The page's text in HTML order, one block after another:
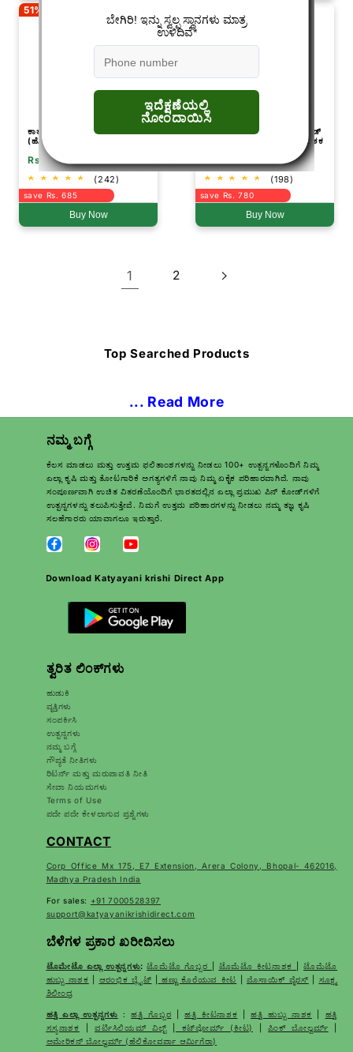
51% Off
ಕಾತ್ಯಾಯನಿ ಬ್ಲೂಮ್ ಬೂಸ್ಟರ್
(ಹೋಮೊಬ್ರಾಸಿನೋಲೈಡ್ 0.04 %) ಸಸ್ಯ
ಬೆಳವಣಿಗೆ ನಿಯಂತ್ರಕ
Rs.635
(242)
save Rs. 685
Buy Now
ಕಾತ್ಯಾಯನಿ ಸ್ಪಿನೋ ೪೫ | ಸ್ಪಿನೋಸಾಡ್
45% SC | ರಾಸಾಯನಿಕ ಕೀಟನಾಶಕ
(198)
save Rs. 780
Buy Now
1 2
Top Searched Products
... Read More
ನಮ್ಮ ಬಗ್ಗೆ
ಕೆಲಸ ಮಾಡಲು ಮತ್ತು ಉತ್ತಮ ಫಲಿತಾಂಶಗಳನ್ನು ನೀಡಲು 100+ ಉತ್ಪನ್ನಗಳೊಂದಿಗೆ ನಿಮ್ಮ
ಎಲ್ಲಾ ಕೃಷಿ ಮತ್ತು ತೋಟಗಾರಿಕೆ ಅಗತ್ಯಗಳಿಗೆ ನಾವು ನಿಮ್ಮ ಏಕೈಕ ಪರಿಹಾರವಾಗಿದೆ. ನಾವು
ಸಂಪೂರ್ಣವಾಗಿ ಉಚಿತ ವಿತರಣೆಯೊಂದಿಗೆ ಭಾರತದಲ್ಲಿನ ಎಲ್ಲಾ ಪ್ರಮುಖ ಪಿನ್ ಕೋಡ್‌ಗಳಿಗೆ
ಉತ್ಪನ್ನಗಳನ್ನು ತಲುಪಿಸುತ್ತೇವೆ. ನಿಮಗೆ ಉತ್ತಮ ಪರಿಹಾರಗಳನ್ನು ನೀಡಲು ನಮ್ಮ ತಜ್ಞ ಕೃಷಿ
ಸಲಹೆಗಾರರು ಯಾವಾಗಲೂ ಇರುತ್ತಾರೆ.
Download Katyayani krishi Direct App
ತ್ವರಿತ ಲಿಂಕ್‌ಗಳು
ಹುಡುಕಿ
ವೃತ್ತಿಗಳು
ಸಂಪರ್ಕಿಸಿ
ಉತ್ಪನ್ನಗಳು
ನಮ್ಮ ಬಗ್ಗೆ
ಗೌಪ್ಯತೆ ನೀತಿಗಳು
ರಿಟರ್ನ್ ಮತ್ತು ಮರುಪಾವತಿ ನೀತಿ
ಸೇವಾ ನಿಯಮಗಳು
Terms of Use
ಪದೇ ಪದೇ ಕೇಳಲಾಗುವ ಪ್ರಶ್ನೆಗಳು
CONTACT
Corp Office Mx 175, E7 Extension, Arera Colony, Bhopal- 462016,
Madhya Pradesh India
For sales: +91 7000528397
support@katyayanikrishidirect.com
ಬೆಳೆಗಳ ಪ್ರಕಾರ ಖರೀದಿಸಲು
ಟೊಮೇಟೊ ಎಲ್ಲಾ ಉತ್ಪನ್ನಗಳು:ಟೊಮೆಟೊ ಗೊಬ್ಬರ ಟೊಮೆಟೊ ಕೀಟನಾಶಕ |ಟೊಮೆಟೊ
ಹುಬ್ಬು ನಾಶಕ
ಆರಂಭಿಕ ಬ್ಲೈಟ್ ಹಣ್ಣು ಕೊರೆಯುವ ಕೀಟ |ಮೊಸಾಯಿಕ್ ವೈರಸ್
ಸೂಕ್ಷ್ಮ
ಶಿಲೀಂಧ್ರ
ಹತ್ತಿ ಎಲ್ಲಾ ಉತ್ಪನ್ನಗಳು :ಹತ್ತಿ ಗೊಬ್ಬರ |ಹತ್ತಿ ಕೀಟನಾಶಕ |ಹತ್ತಿ ಹುಬ್ಬು ನಾಶಕ
ಹತ್ತಿ
ಸಸ್ಯನಾಶಕ |ವರ್ಟಿಸಿಲಿಯಮ್ ವಿಲ್ಟ್ ಕಟ್‌ವೋರ್ಮ್ (ಕೀಟ) |ಪಿಂಕ್ ಬೋಲ್ವರ್ಮ್
ಅಮೇರಿಕನ್ ಬೋಲ್ವರ್ಮ್ (ಹೆಲಿಕೋವರ್ಪಾ ಆರ್ಮಿಗೆರಾ)